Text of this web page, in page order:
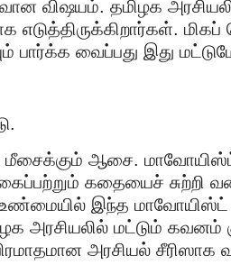
விஷயம். தமிழக
எடுத்திருக்கிறார்கள். மிகப்
பார்க்க வைப்பது இது
மீசைக்கும் ஆசை.
கதையைச் சுற்றி
இந்த மாவோயிஸ்ட்
அரசியலில் மட்டும் கவனம்
அரசியல் சீரிஸாக